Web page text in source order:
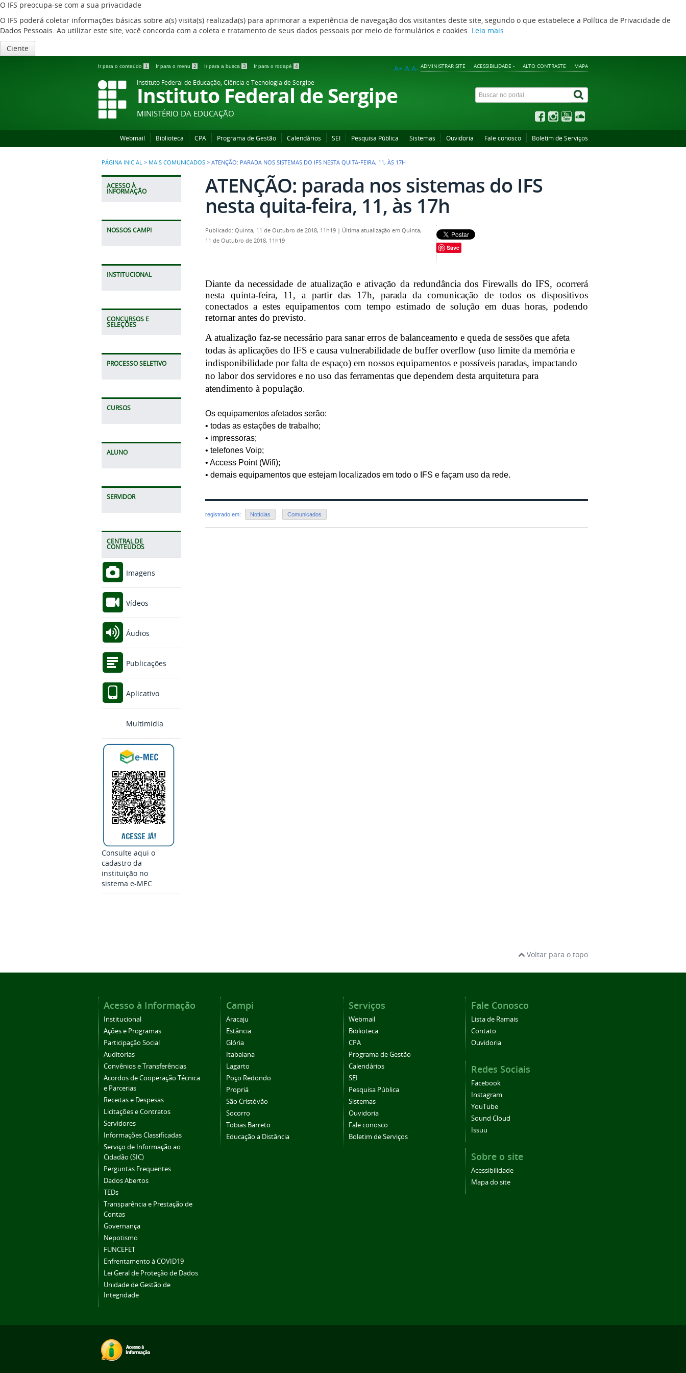
O IFS preocupa-se com a sua privacidade
O IFS poderá coletar informações básicas sobre a(s) visita(s) realizada(s) para aprimorar a experiência de navegação dos visitantes deste site, segundo o que estabelece a Política de Privacidade de
Dados Pessoais. Ao utilizar este site, você concorda com a coleta e tratamento de seus dados pessoais por meio de formulários e cookies. Leia mais
Ciente
Ir para o conteúdo 1 Ir para o menu 2 Ir para a busca 3 Ir para o rodapé 4 ADMINISTRAR SITE ACESSIBILIDADE - ALTO CONTRASTE MAPA
A+ A A-
Instituto Federal de Educação, Ciência e Tecnologia de Sergipe
Instituto Federal de Sergipe
MINISTÉRIO DA EDUCAÇÃO
Webmail Biblioteca CPA Programa de Gestão Calendários SEI Pesquisa Pública Sistemas Ouvidoria Fale conosco Boletim de Serviços
PÁGINA INICIAL > MAIS COMUNICADOS > ATENÇÃO: PARADA NOS SISTEMAS DO IFS NESTA QUITA-FEIRA, 11, ÀS 17H
ACESSO À
INFORMAÇÃO
NOSSOS CAMPI
INSTITUCIONAL
CONCURSOS E
SELEÇÕES
PROCESSO SELETIVO
CURSOS
ALUNO
SERVIDOR
CENTRAL DE
CONTEÚDOS
Imagens
Vídeos
Áudios
Publicações
Aplicativo
Multimídia
Consulte aqui o
cadastro da
instituição no
sistema e-MEC
ATENÇÃO: parada nos sistemas do IFS
nesta quita-feira, 11, às 17h
Publicado: Quinta, 11 de Outubro de 2018, 11h19 | Última atualização em Quinta,
11 de Outubro de 2018, 11h19
Save
Diante da necessidade de atualização e ativação da redundância dos Firewalls do IFS, ocorrerá
nesta quinta-feira, 11, a partir das 17h, parada da comunicação de todos os dispositivos
conectados a estes equipamentos com tempo estimado de solução em duas horas, podendo
retornar antes do previsto.
A atualização faz-se necessário para sanar erros de balanceamento e queda de sessões que afeta
todas às aplicações do IFS e causa vulnerabilidade de buffer overflow (uso limite da memória e
indisponibilidade por falta de espaço) em nossos equipamentos e possíveis paradas, impactando
no labor dos servidores e no uso das ferramentas que dependem desta arquitetura para
atendimento à população.
Os equipamentos afetados serão:
• todas as estações de trabalho;
• impressoras;
• telefones Voip;
• Access Point (Wifi);
• demais equipamentos que estejam localizados em todo o IFS e façam uso da rede.
registrado em: Notícias Comunicados
Voltar para o topo
Acesso à Informação
Institucional
Ações e Programas
Participação Social
Auditorias
Convênios e Transferências
Acordos de Cooperação Técnica
e Parcerias
Receitas e Despesas
Licitações e Contratos
Servidores
Informações Classificadas
Serviço de Informação ao
Cidadão (SIC)
Perguntas Frequentes
Dados Abertos
TEDs
Transparência e Prestação de
Contas
Governança
Nepotismo
FUNCEFET
Enfrentamento à COVID19
Lei Geral de Proteção de Dados
Unidade de Gestão de
Integridade
Campi
Aracaju
Estância
Glória
Itabaiana
Lagarto
Poço Redondo
Propriá
São Cristóvão
Socorro
Tobias Barreto
Educação a Distância
Serviços
Webmail
Biblioteca
CPA
Programa de Gestão
Calendários
SEI
Pesquisa Pública
Sistemas
Ouvidoria
Fale conosco
Boletim de Serviços
Fale Conosco
Lista de Ramais
Contato
Ouvidoria
Redes Sociais
Facebook
Instagram
YouTube
Sound Cloud
Issuu
Sobre o site
Acessibilidade
Mapa do site